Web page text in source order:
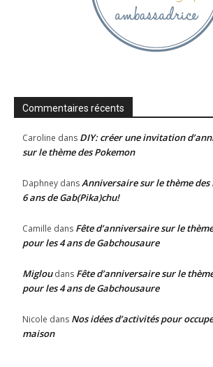
Commentaires récents
Caroline dans DIY: créer une invitation
sur le thème des Pokemon
Daphney dansAnniversaire sur le thème des
6 ans de Gab(Pika)chu!
Camille dans Fête d’anniversaire sur le
pour les 4 ans de Gabchousaure
Migloudans Fête d’anniversaire sur le
pour les 4 ans de Gabchousaure
Nicole dans Nos idées d’activités pour
maison